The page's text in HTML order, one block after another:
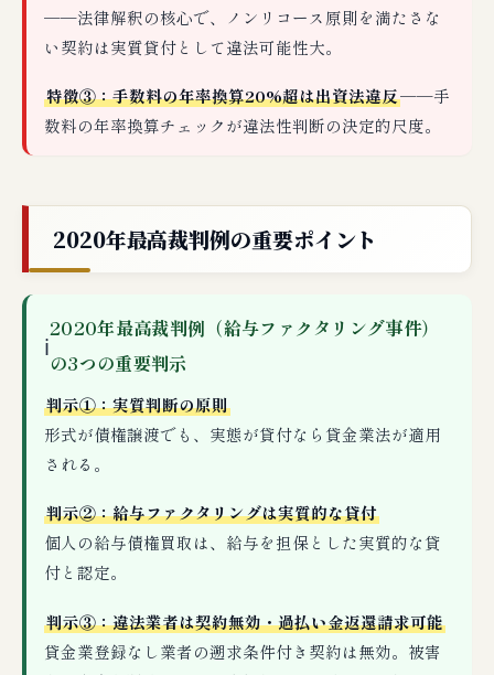
──法律解釈の核心で、ノンリコース原則を満たさな
い契約は実質貸付として違法可能性大。
特徴③：手数料の年率換算20%超は出資法違反──手
数料の年率換算チェックが違法性判断の決定的尺度。
2020年最高裁判例の重要ポイント
ℹ
2020年最高裁判例（給与ファクタリング事件）
の3つの重要判示
判示①：実質判断の原則
形式が債権譲渡でも、実態が貸付なら貸金業法が適用
される。
判示②：給与ファクタリングは実質的な貸付
個人の給与債権買取は、給与を担保とした実質的な貸
付と認定。
判示③：違法業者は契約無効・過払い金返還請求可能
貸金業登録なし業者の遡求条件付き契約は無効。被害